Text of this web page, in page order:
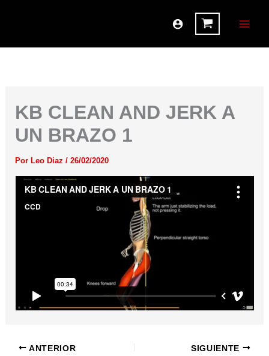
KB CLEAN AND JERK A
UN BRAZO 1
Por Leo Diaz / 26/02/2020
ANTERIOR SIGUIENTE